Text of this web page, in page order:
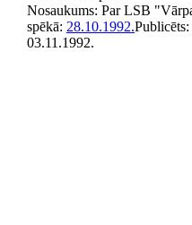
Nosaukums: Par LSB
spēkā: 28.10.1992.Publicēts:
03.11.1992.